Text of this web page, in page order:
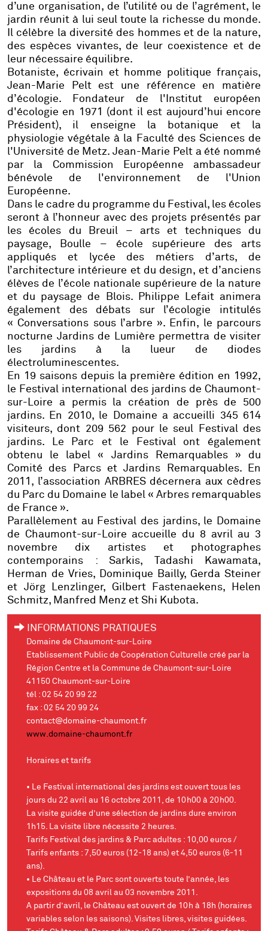
d’une organisation, de l’utilité ou de l’agrément, le
jardin réunit à lui seul toute la richesse du monde.
Il célèbre la diversité des hommes et de la nature,
des espèces vivantes, de leur coexistence et de
leur nécessaire équilibre.
Botaniste, écrivain et homme politique français,
Jean-Marie Pelt est une référence en matière
d’écologie. Fondateur de l'Institut européen
d'écologie en 1971 (dont il est aujourd’hui encore
Président), il enseigne la botanique et la
physiologie végétale à la Faculté des Sciences de
l'Université de Metz. Jean-Marie Pelt a été nommé
par la Commission Européenne ambassadeur
bénévole de l'environnement de l'Union
Européenne.
Dans le cadre du programme du Festival, les écoles
seront à l’honneur avec des projets présentés par
les écoles du Breuil – arts et techniques du
paysage, Boulle – école supérieure des arts
appliqués et lycée des métiers d’arts, de
l’architecture intérieure et du design, et d’anciens
élèves de l’école nationale supérieure de la nature
et du paysage de Blois. Philippe Lefait animera
également des débats sur l’écologie intitulés
« Conversations sous l’arbre ». Enfin, le parcours
nocturne Jardins de Lumière permettra de visiter
les jardins à la lueur de diodes
électroluminescentes.
En 19 saisons depuis la première édition en 1992,
le Festival international des jardins de Chaumont-
sur-Loire a permis la création de près de 500
jardins. En 2010, le Domaine a accueilli 345 614
visiteurs, dont 209 562 pour le seul Festival des
jardins. Le Parc et le Festival ont également
obtenu le label « Jardins Remarquables » du
Comité des Parcs et Jardins Remarquables. En
2011, l’association ARBRES décernera aux cèdres
du Parc du Domaine le label « Arbres remarquables
de France ».
Parallèlement au Festival des jardins, le Domaine
de Chaumont-sur-Loire accueille du 8 avril au 3
novembre dix artistes et photographes
contemporains : Sarkis, Tadashi Kawamata,
Herman de Vries, Dominique Bailly, Gerda Steiner
et Jörg Lenzlinger, Gilbert Fastenaekens, Helen
Schmitz, Manfred Menz et Shi Kubota.
INFORMATIONS PRATIQUES
Domaine de Chaumont-sur-Loire
Etablissement Public de Coopération Culturelle créé par la
Région Centre et la Commune de Chaumont-sur-Loire
41150 Chaumont-sur-Loire
tél : 02 54 20 99 22
fax : 02 54 20 99 24
contact@domaine-chaumont.fr
www.domaine-chaumont.fr
Horaires et tarifs
• Le Festival international des jardins est ouvert tous les
jours du 22 avril au 16 octobre 2011, de 10h00 à 20h00.
La visite guidée d’une sélection de jardins dure environ
1h15. La visite libre nécessite 2 heures.
Tarifs Festival des jardins & Parc adultes : 10,00 euros /
Tarifs enfants : 7,50 euros (12-18 ans) et 4,50 euros (6-11
ans).
• Le Château et le Parc sont ouverts toute l’année, les
expositions du 08 avril au 03 novembre 2011.
A partir d’avril, le Château est ouvert de 10h à 18h (horaires
variables selon les saisons). Visites libres, visites guidées.